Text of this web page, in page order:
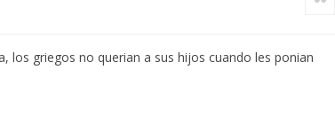
los griegos no querian a sus hijos cuando les ponian